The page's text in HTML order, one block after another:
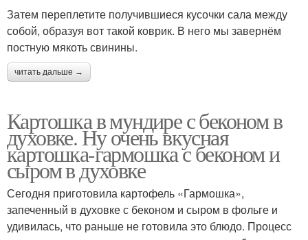
Затем переплетите получившиеся кусочки сала между
собой, образуя вот такой коврик. В него мы завернём
постную мякоть свинины.
читать дальше →
Картошка в мундире с беконом в
духовке. Ну очень вкусная
картошка-гармошка с беконом и
сыром в духовке
Сегодня приготовила картофель «Гармошка»,
запеченный в духовке с беконом и сыром в фольге и
удивилась, что раньше не готовила это блюдо. Процесс